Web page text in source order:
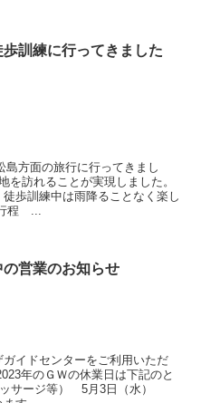
歩訓練に行ってきました
島方面の旅行に行ってきまし
を訪れることが実現しました。
歩訓練中は雨降ることなく楽し
程 ...
の営業のお知らせ
イドセンターをご利用いただ
年のＧＷの休業日は下記のと
サージ等） 5月3日（水）